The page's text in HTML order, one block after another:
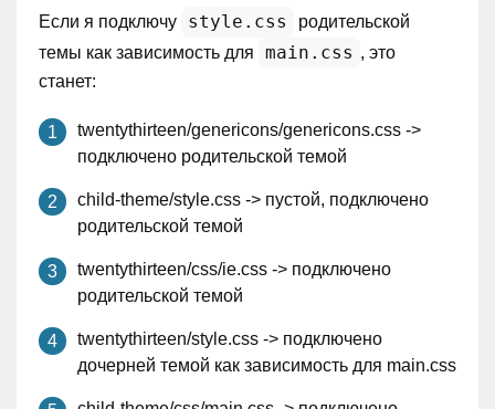
Если я подключу style.css
родительской
темы как зависимость для
main.css , это
станет:
twentythirteen/genericons/genericons.css ->
подключено родительской темой
child-theme/style.css -> пустой, подключено
родительской темой
twentythirteen/css/ie.css -> подключено
родительской темой
twentythirteen/style.css -> подключено
дочерней темой как зависимость для main.css